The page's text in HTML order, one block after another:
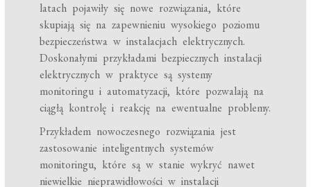
latach pojawiły się nowe rozwiązania, które
skupiają się na zapewnieniu wysokiego poziomu
bezpieczeństwa w instalacjach elektrycznych.
Doskonałymi przykładami bezpiecznych instalacji
elektrycznych w praktyce są systemy
monitoringu i automatyzacji, które pozwalają na
ciągłą kontrolę i reakcję na ewentualne problemy.
Przykładem nowoczesnego rozwiązania jest
zastosowanie inteligentnych systemów
monitoringu, które są w stanie wykryć nawet
niewielkie nieprawidłowości w instalacji